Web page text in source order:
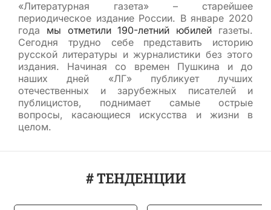
«Литературная газета» – старейшее
периодическое издание России. В январе 2020
года мы отметили 190-летний юбилей газеты.
Сегодня трудно себе представить историю
русской литературы и журналистики без этого
издания. Начиная со времен Пушкина и до
наших дней «ЛГ» публикует лучших
отечественных и зарубежных писателей и
публицистов, поднимает самые острые
вопросы, касающиеся искусства и жизни в
целом.
# ТЕНДЕНЦИИ